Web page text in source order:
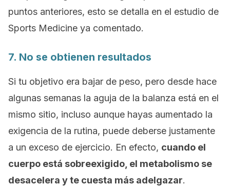
puntos anteriores, esto se detalla en el estudio de
Sports Medicine ya comentado.
7. No se obtienen resultados
Si tu objetivo era bajar de peso, pero desde hace
algunas semanas la aguja de la balanza está en el
mismo sitio, incluso aunque hayas aumentado la
exigencia de la rutina, puede deberse justamente
a un exceso de ejercicio. En efecto, cuando el
cuerpo está sobreexigido, el metabolismo se
desacelera y te cuesta más adelgazar.